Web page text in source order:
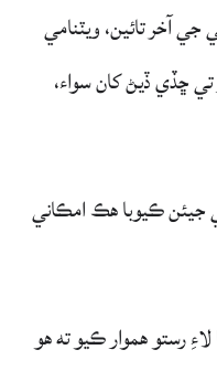
70 جي ڏهاڪي جي آخر تائين، ويٽنامي
ڇڏي ڏيڻ کان سواء،
جيئن ڪيوبا هڪ امڪاني
رستو هموار ڪيو ته هو